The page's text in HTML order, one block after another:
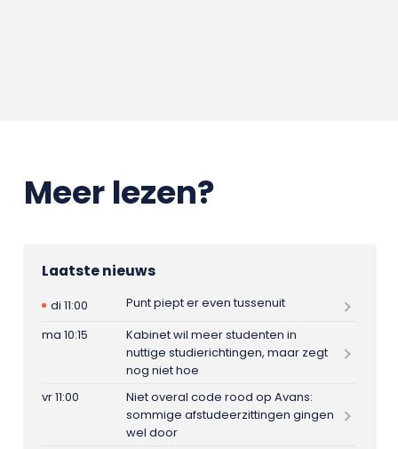
Meer lezen?
Laatste nieuws
di 11:00
Punt piept er even tussenuit
ma 10:15
Kabinet wil meer studenten in
nuttige studierichtingen, maar zegt
nog niet hoe
vr 11:00
Niet overal code rood op Avans:
sommige afstudeerzittingen gingen
wel door